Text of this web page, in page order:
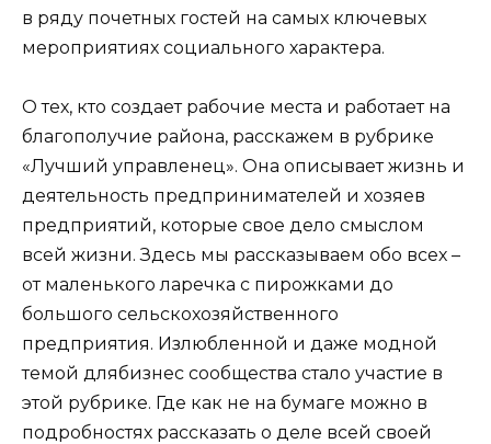
в ряду почетных гостей на самых ключевых
мероприятиях социального характера.
О тех, кто создает рабочие места и работает на
благополучие района, расскажем в рубрике
«Лучший управленец». Она описывает жизнь и
деятельность предпринимателей и хозяев
предприятий, которые свое дело смыслом
всей жизни. Здесь мы рассказываем обо всех –
от маленького ларечка с пирожками до
большого сельскохозяйственного
предприятия. Излюбленной и даже модной
темой длябизнес сообщества стало участие в
этой рубрике. Где как не на бумаге можно в
подробностях рассказать о деле всей своей